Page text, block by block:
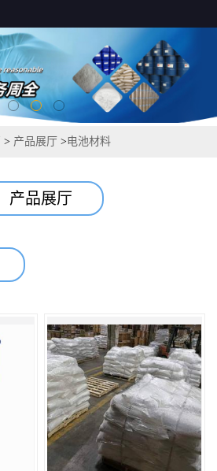
> 产品展厅 >电池材料
产品展厅